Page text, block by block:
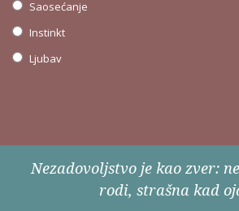
Saosećanje
Instinkt
Ljubav
Nezadovoljstvo je kao zver:
rodi, strašna kad